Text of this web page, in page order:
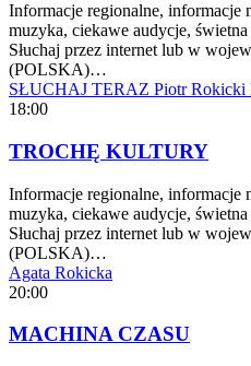
Informacje regionalne, informacje
muzyka, ciekawe audycje,
Słuchaj przez internet lub w
(POLSKA)…
SŁUCHAJ TERAZ Piotr Rokicki
18:00
TROCHĘ KULTURY
Informacje regionalne, informacje
muzyka, ciekawe audycje,
Słuchaj przez internet lub w
(POLSKA)…
Agata Rokicka
20:00
MACHINA CZASU